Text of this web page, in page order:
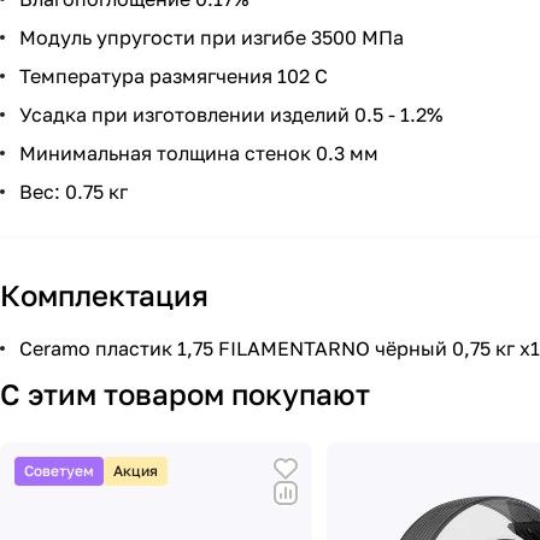
Модуль упругости при изгибе 3500 МПа
Температура размягчения 102 C
Усадка при изготовлении изделий 0.5 - 1.2%
Минимальная толщина стенок 0.3 мм
Вес: 0.75 кг
Комплектация
Ceramo пластик 1,75 FILAMENTARNO чёрный 0,75 кг
С этим товаром покупают
Советуем Акция